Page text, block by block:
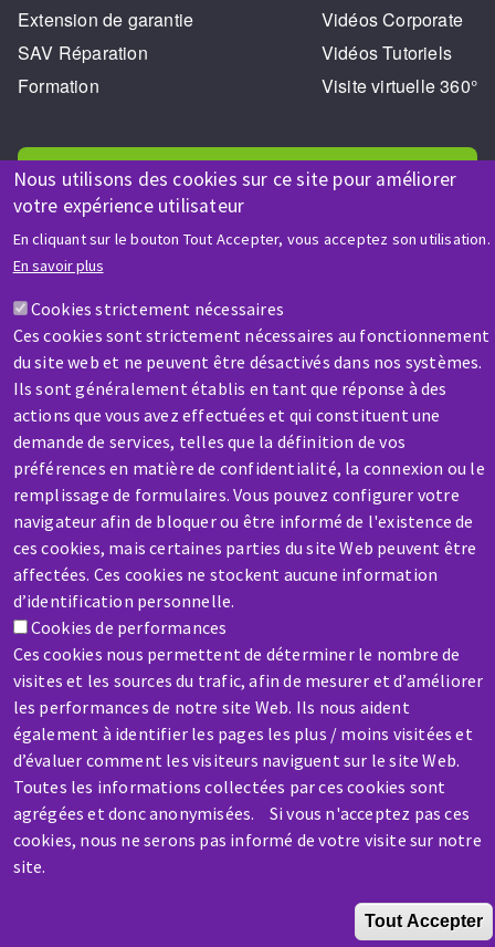
Nous utilisons des cookies sur ce site pour améliorer
votre expérience utilisateur
En cliquant sur le bouton Tout Accepter, vous acceptez son utilisation.
En savoir plus
Cookies strictement nécessaires
Ces cookies sont strictement nécessaires au fonctionnement
du site web et ne peuvent être désactivés dans nos systèmes.
Ils sont généralement établis en tant que réponse à des
actions que vous avez effectuées et qui constituent une
demande de services, telles que la définition de vos
préférences en matière de confidentialité, la connexion ou le
remplissage de formulaires. Vous pouvez configurer votre
navigateur afin de bloquer ou être informé de l'existence de
ces cookies, mais certaines parties du site Web peuvent être
affectées. Ces cookies ne stockent aucune information
d’identification personnelle.
Cookies de performances
Ces cookies nous permettent de déterminer le nombre de
visites et les sources du trafic, afin de mesurer et d’améliorer
les performances de notre site Web. Ils nous aident
également à identifier les pages les plus / moins visitées et
d’évaluer comment les visiteurs naviguent sur le site Web.
Toutes les informations collectées par ces cookies sont
agrégées et donc anonymisées. Si vous n'acceptez pas ces
cookies, nous ne serons pas informé de votre visite sur notre
site.
Tout Accepter
Extension de garantie
SAV Réparation
Formation
Vidéos Corporate
Vidéos Tutoriels
Visite virtuelle 360°
AIDE & CONTACT
Contactez-nous
SAV / RÉPARATION
Une machine cassée ? En panne ?
Contactez-nous
Aller
contenu